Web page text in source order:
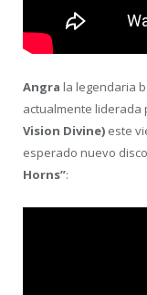
Angra la legendaria
actualmente liderada
Vision Divine) este
esperado nuevo disco
Horns”: